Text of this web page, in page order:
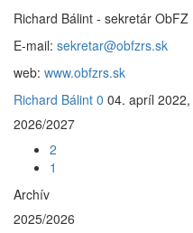
Richard Bálint - sekretár ObFZ
E-mail: sekretar@obfzrs.sk
web: www.obfzrs.sk
Richard Bálint 0 04. apríl
2026/2027
2
1
Archív
2025/2026